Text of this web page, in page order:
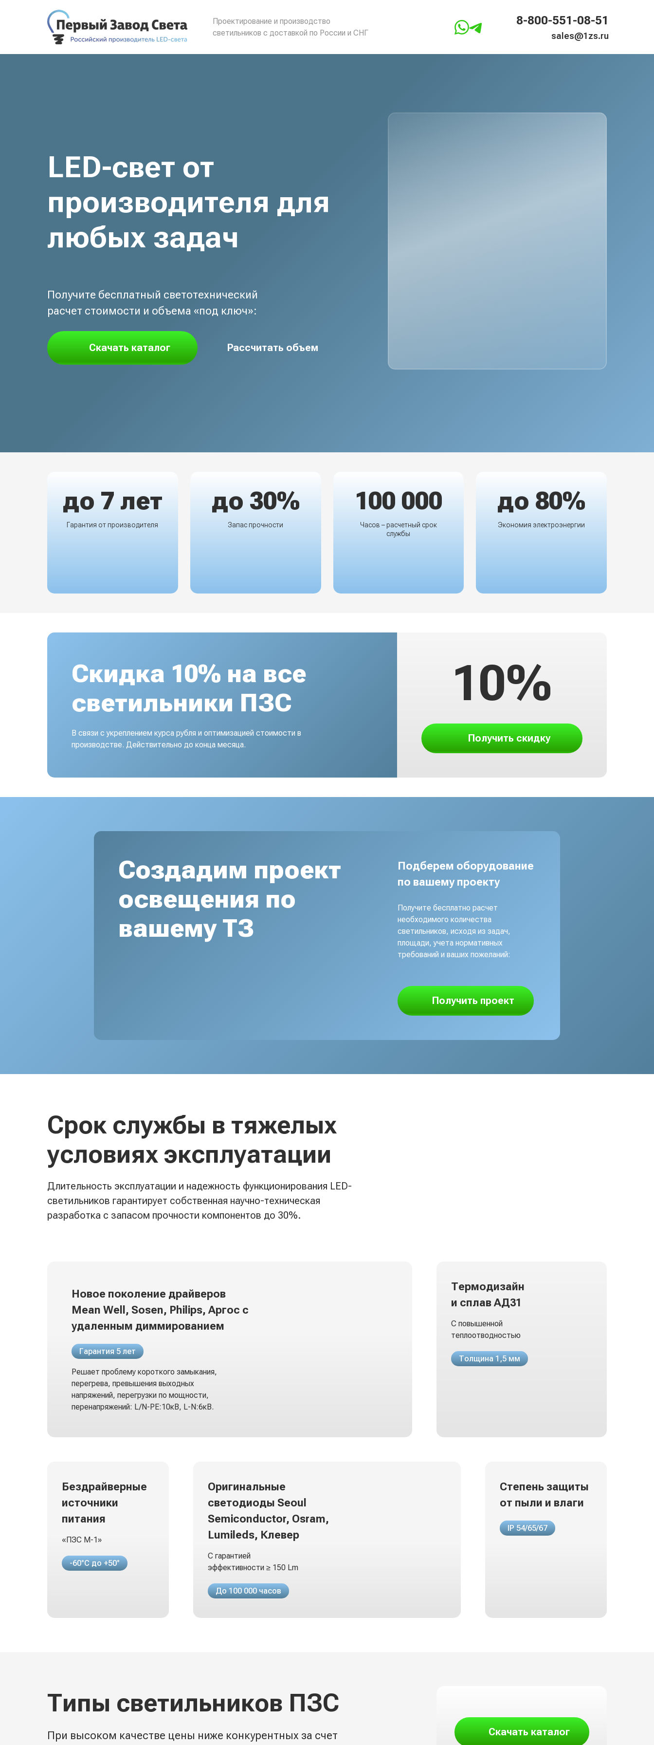
Проектирование и производство
светильников с доставкой по России и СНГ
8-800-551-08-51
sales@1zs.ru
LED-свет от
производителя для
любых задач
Получите бесплатный светотехнический
расчет стоимости и объема «под ключ»:
Скачать каталог Рассчитать объем
до 7 лет
Гарантия от производителя
до 30%
Запас прочности
100 000
Часов – расчетный срок
службы
до 80%
Экономия электроэнергии
Скидка 10% на все
светильники ПЗС
В связи с укреплением курса рубля и оптимизацией стоимости в
производстве. Действительно до конца месяца.
10%
Получить скидку
Создадим проект
освещения по
вашему ТЗ
Подберем оборудование
по вашему проекту
Получите бесплатно расчет
необходимого количества
светильников, исходя из задач,
площади, учета нормативных
требований и ваших пожеланий:
Получить проект
Срок службы в тяжелых
условиях эксплуатации
Длительность эксплуатации и надежность функционирования LED-
светильников гарантирует собственная научно-техническая
разработка с запасом прочности компонентов до 30%.
Новое поколение драйверов
Mean Well, Sosen, Philips, Аргос с
удаленным диммированием
Гарантия 5 лет
Решает проблему короткого замыкания,
перегрева, превышения выходных
напряжений, перегрузки по мощности,
перенапряжений: L/N-PE:10кВ, L-N:6кВ.
Термодизайн
и сплав АД31
С повышенной
теплоотводностью
Толщина 1,5 мм
Бездрайверные
источники
питания
«ПЗС М-1»
-60°С до +50°
Оригинальные
светодиоды Seoul
Semiconductor, Osram,
Lumileds, Клевер
С гарантией
эффективности ≥ 150 Lm
До 100 000 часов
Степень защиты
от пыли и влаги
IP 54/65/67
Типы светильников ПЗС
При высоком качестве цены ниже конкурентных за счет Скачать каталог